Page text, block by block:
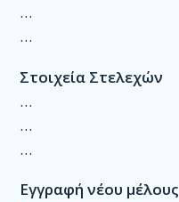
…
…
Στοιχεία Στελεχών
…
…
…
Εγγραφή νέου μέλους